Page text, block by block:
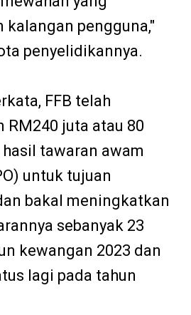
kalangan pengguna,"
penyelidikannya.
FFB telah
RM240 juta atau 80
tawaran awam
untuk tujuan
bakal meningkatkan
sebanyak 23
kewangan 2023 dan
lagi pada tahun